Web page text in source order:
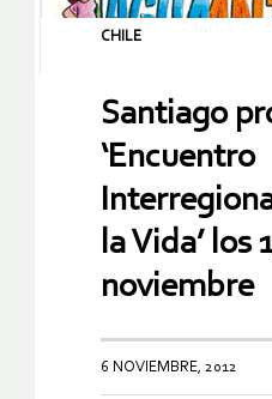
CHILE
Santiago
‘Encuentro
la Vida’ los
noviembre
6 NOVIEMBRE, 2012